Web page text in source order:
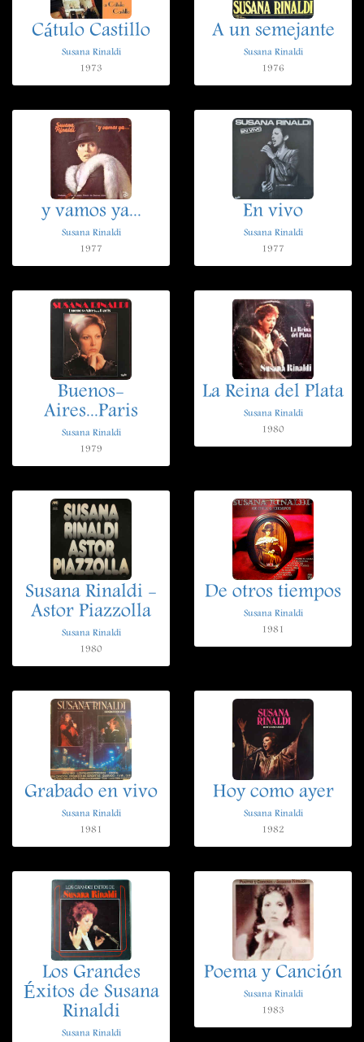
Cátulo Castillo
Susana Rinaldi
1973
A un semejante
Susana Rinaldi
1976
y vamos ya...
Susana Rinaldi
1977
En vivo
Susana Rinaldi
1977
Buenos-
Aires...Paris
Susana Rinaldi
1979
La Reina del Plata
Susana Rinaldi
1980
Susana Rinaldi -
Astor Piazzolla
Susana Rinaldi
1980
De otros tiempos
Susana Rinaldi
1981
Grabado en vivo
Susana Rinaldi
1981
Hoy como ayer
Susana Rinaldi
1982
Los Grandes
Éxitos de Susana
Rinaldi
Susana Rinaldi
Poema y Canción
Susana Rinaldi
1983